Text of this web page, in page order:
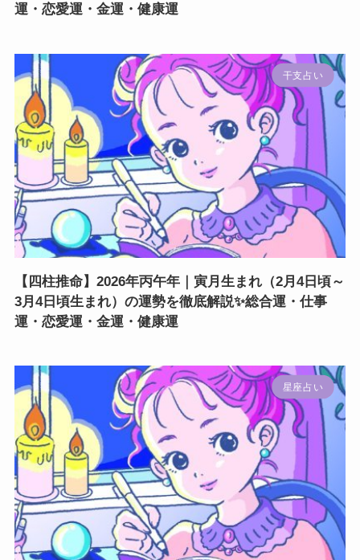
運・恋愛運・金運・健康運
干支占い
【四柱推命】2026年丙午年｜寅月生まれ（2月4日頃～
3月4日頃生まれ）の運勢を徹底解説✨総合運・仕事
運・恋愛運・金運・健康運
星座占い